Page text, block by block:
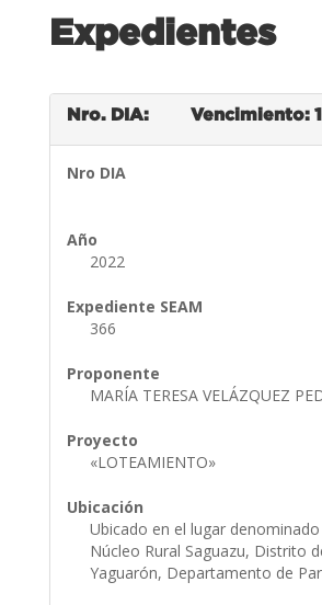
Expedientes
Nro. DIA: Vencimiento:
Nro DIA
Año
2022
Expediente SEAM
366
Proponente
MARÍA TERESA VELÁZQUEZ
Proyecto
«LOTEAMIENTO»
Ubicación
Ubicado en el lugar
Núcleo Rural Saguazu, Distrito
Yaguarón, Departamento de